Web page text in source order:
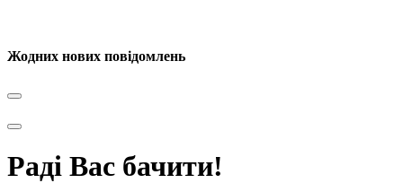
Жодних нових повідомлень
Раді Вас бачити!